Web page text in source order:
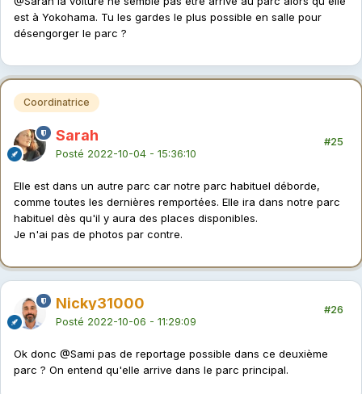
est à Yokohama. Tu les gardes le plus possible en salle pour
désengorger le parc ?
Coordinatrice
Sarah
Posté 2022-10-04 - 15:36:10
#25
Elle est dans un autre parc car notre parc habituel déborde,
comme toutes les dernières remportées. Elle ira dans notre parc
habituel dès qu'il y aura des places disponibles.
Je n'ai pas de photos par contre.
Nicky31000
Posté 2022-10-06 - 11:29:09
#26
Ok donc @Sami pas de reportage possible dans ce deuxième
parc ? On entend qu'elle arrive dans le parc principal.